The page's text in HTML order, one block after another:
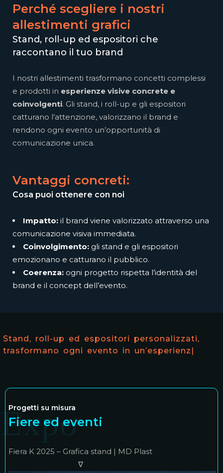
Perché scegliere i nostri
allestimenti grafici
Stand, roll-up ed espositori che
raccontano il tuo brand
I nostri allestimenti trasformano concetti complessi
e prodotti in esperienze visive concrete e
coinvolgenti. Gli stand, i roll-up e gli espositori
catturano l’attenzione, valorizzano il brand e
rendono ogni evento un’opportunità di
comunicazione unica.
Vantaggi concreti:
Cosa puoi ottenere con noi
Impatto: il brand viene valorizzato attraverso una
comunicazione visiva immediata.
Coinvolgimento: gli stand e gli espositori
emozionano e catturano il pubblico.
Coerenza: ogni progetto rispetta l’identità del
brand e il concept dell’evento.
Stand, roll-up ed espositori personalizzati,
trasformano ogni evento in un’esperienza
Progetti su misura
Fiera K 2025 – Grafica stand | MD Plast
Expo